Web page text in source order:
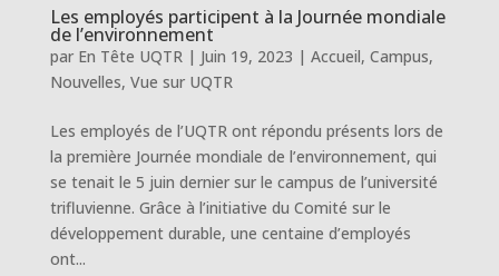
Les employés participent à la Journée mondiale
de l’environnement
par En Tête UQTR| Juin 19, 2023 | Accueil, Campus,
Nouvelles, Vue sur UQTR
Les employés de l’UQTR ont répondu présents lors de
la première Journée mondiale de l’environnement, qui
se tenait le 5 juin dernier sur le campus de l’université
trifluvienne. Grâce à l’initiative du Comité sur le
développement durable, une centaine d’employés
ont...